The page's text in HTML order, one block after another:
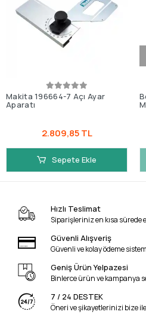
Makita 196664-7 Açı Ayar
Aparatı
2.809,85 TL
Sepete Ekle
Hızlı Teslimat
Siparişleriniz en kısa sürede
Güvenli Alışveriş
Güvenli ve kolay ödeme
Geniş Ürün Yelpazesi
Binlerce ürün ve kampanya
7 / 24 DESTEK
Öneri ve şikayetlerinizi bize